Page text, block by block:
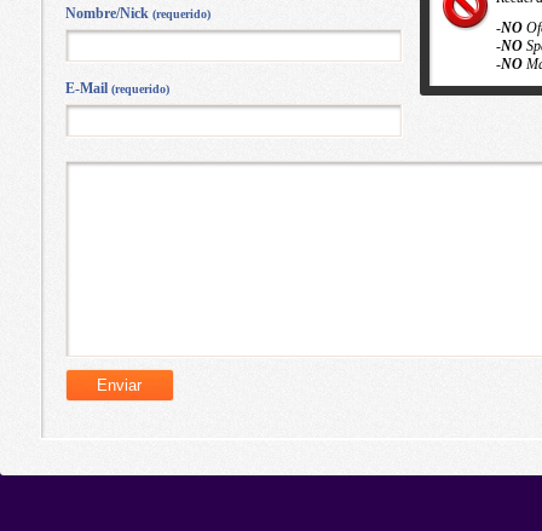
-NO
-NO
-NO
Nombre/Nick (requerido)
E-Mail (requerido)